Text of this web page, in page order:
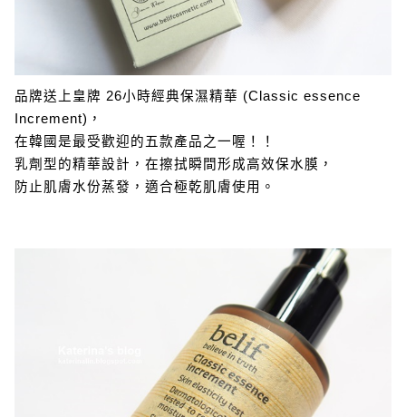
品牌送上皇牌 26小時經典保濕精華 (Classic essence
Increment)，
在韓國是最受歡迎的五款產品之一喔！！
乳劑型的精華設計，在擦拭瞬間形成高效保水膜，
防止肌膚水份蒸發，適合極乾肌膚使用。